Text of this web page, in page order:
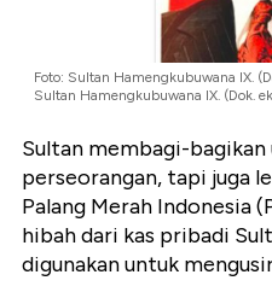
Foto: Sultan Hamengkubuwana IX.
Sultan Hamengkubuwana IX. (Dok.
Sultan membagi-bagikan
perseorangan, tapi juga
Palang Merah Indonesia
hibah dari kas pribadi
digunakan untuk